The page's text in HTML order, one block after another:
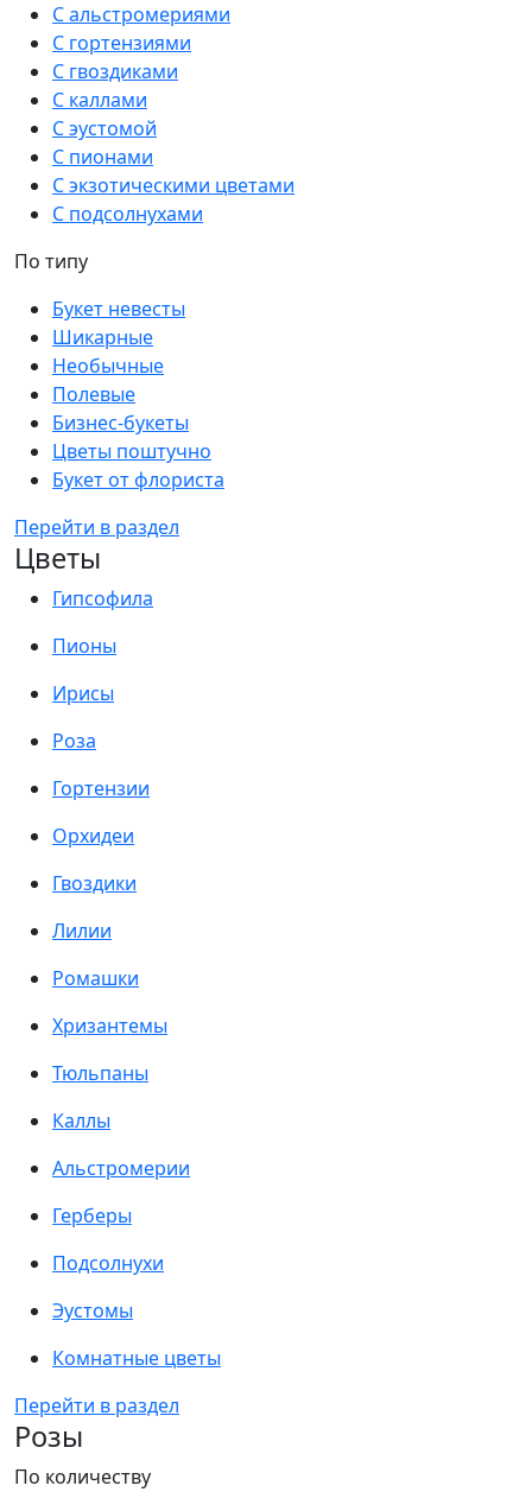
С альстромериями
С гортензиями
С гвоздиками
С каллами
С эустомой
С пионами
С экзотическими цветами
С подсолнухами
По типу
Букет невесты
Шикарные
Необычные
Полевые
Бизнес-букеты
Цветы поштучно
Букет от флориста
Перейти в раздел
Цветы
Гипсофила
Пионы
Ирисы
Роза
Гортензии
Орхидеи
Гвоздики
Лилии
Ромашки
Хризантемы
Тюльпаны
Каллы
Альстромерии
Герберы
Подсолнухи
Эустомы
Комнатные цветы
Перейти в раздел
Розы
По количеству